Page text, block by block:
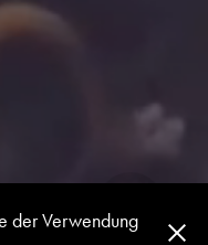
der Verwendung